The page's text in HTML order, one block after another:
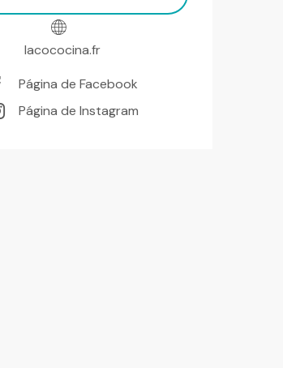
lacococina.fr
Página de Facebook
Página de Instagram